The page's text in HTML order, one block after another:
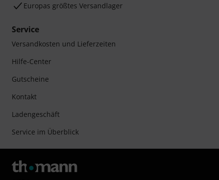
Europas größtes Versandlager
Service
Versandkosten und Lieferzeiten
Hilfe-Center
Gutscheine
Kontakt
Ladengeschäft
Service im Überblick